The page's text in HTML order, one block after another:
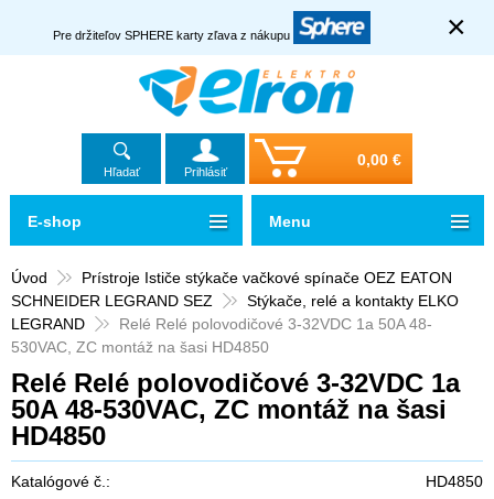
Pre držiteľov SPHERE karty zľava z nákupu ×
Hľadať Prihlásiť
0,00 €
Úvod
Prístroje Ističe stýkače vačkové spínače OEZ EATON
SCHNEIDER LEGRAND SEZ
Stýkače, relé a kontakty ELKO
LEGRAND
Relé Relé polovodičové 3-32VDC 1a 50A 48-
530VAC, ZC montáž na šasi HD4850
Relé Relé polovodičové 3-32VDC 1a
50A 48-530VAC, ZC montáž na šasi
HD4850
Katalógové č.: HD4850
E-shop Menu